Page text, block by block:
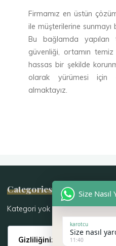
Firmamız en üstün
ile müşterilerine
Bu bağlamda
güvenliği, ortamın
hassas bir şekilde
olarak yürümesi için
almaktayız.
Categories
Kategori yok
Gizliliğinize saygı duyuyoruz
Size Nasıl
karotcu
Size nasıl
11:40